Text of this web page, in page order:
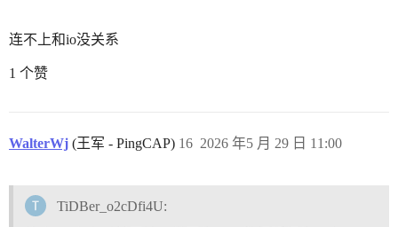
连不上和io没关系
1 个赞
WalterWj (王军 - PingCAP) 2026 年5 月 29 日 11:00
16
TiDBer_o2cDfi4U: